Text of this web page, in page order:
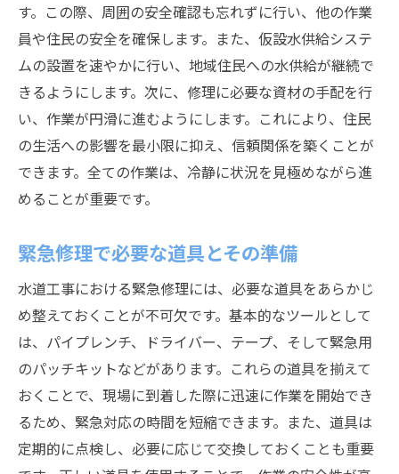
す。この際、周囲の安全確認も忘れずに行い、他の作業
員や住民の安全を確保します。また、仮設水供給システ
ムの設置を速やかに行い、地域住民への水供給が継続で
きるようにします。次に、修理に必要な資材の手配を行
い、作業が円滑に進むようにします。これにより、住民
の生活への影響を最小限に抑え、信頼関係を築くことが
できます。全ての作業は、冷静に状況を見極めながら進
めることが重要です。
緊急修理で必要な道具とその準備
水道工事における緊急修理には、必要な道具をあらかじ
め整えておくことが不可欠です。基本的なツールとして
は、パイプレンチ、ドライバー、テープ、そして緊急用
のパッチキットなどがあります。これらの道具を揃えて
おくことで、現場に到着した際に迅速に作業を開始でき
るため、緊急対応の時間を短縮できます。また、道具は
定期的に点検し、必要に応じて交換しておくことも重要